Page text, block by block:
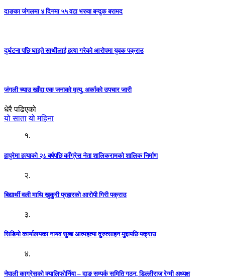
दाङका जंगलमा ४ दिनमा ५५ वटा भरुवा बन्दुक बरामद
दुर्घटना पछि घाइते साथीलाई हत्या गरेको आरोपमा युवक पक्राउ
जंगली च्याउ खाँदा एक जनाको मृत्यु, अर्काको उपचार जारी
धेरै पढिएको
यो साता यो महिना
१.
हापुरेमा हत्याको २८ बर्षपछि काँग्रेस नेता शालिकरामको शालिक निर्माण
२.
बिद्यार्थी वली माथि खुकुरी प्रहारको आरोपी गिरी पक्राउ
३.
सिडियो कार्यालयका नायव सुब्बा आत्महत्या दुरुत्साहन मुद्दापछि पक्राउ
४.
नेपाली काग्रेसको क्यालिफोर्निया – दाङ सम्पर्क समिति गठन, डिल्लीराज रेग्मी अध्यक्ष